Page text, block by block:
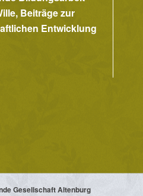
Beiträge zur
Entwicklung
Gesellschaft Altenburg